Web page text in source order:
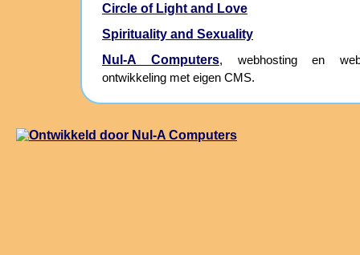
Circle of Light and Love
Spirituality and Sexuality
Nul-A Computers, webhosting en
ontwikkeling met eigen CMS.